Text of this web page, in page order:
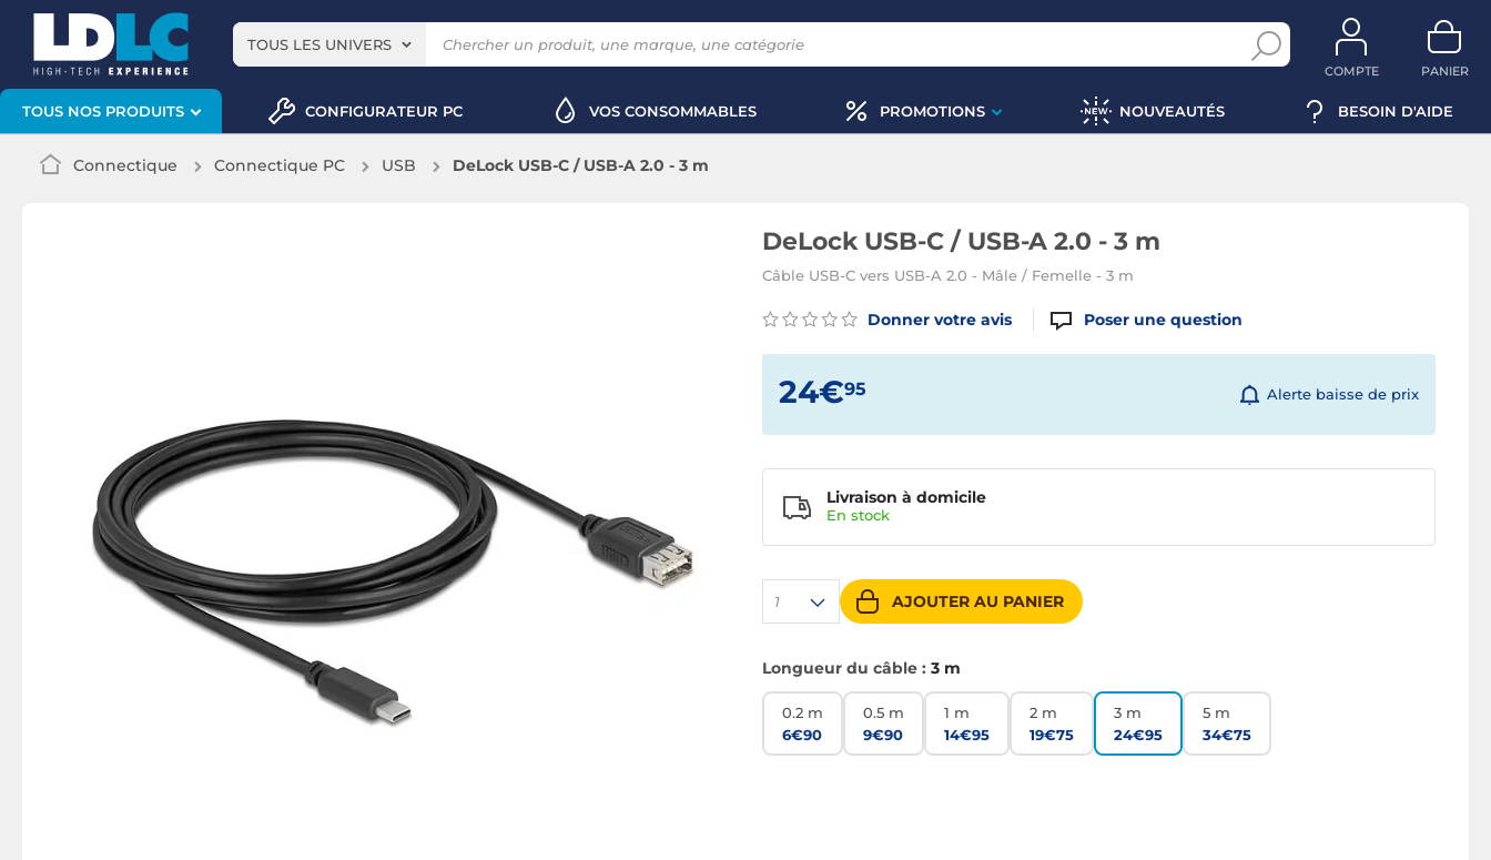
TOUS LES UNIVERS
COMPTE PANIER
TOUS NOS PRODUITS CONFIGURATEUR PC VOS CONSOMMABLES PROMOTIONS NOUVEAUTÉS BESOIN D'AIDE
Connectique Connectique PC USB DeLock USB-C / USB-A 2.0 - 3 m
DeLock USB-C / USB-A 2.0 - 3 m
Câble USB-C vers USB-A 2.0 - Mâle / Femelle - 3 m
Donner votre avis Poser une question
24€95 Alerte baisse de prix
1 AJOUTER AU PANIER
Livraison à domicile
En stock
Longueur du câble : 3 m
0.2 m
6€90
0.5 m
9€90
1 m
14€95
2 m
19€75
3 m
24€95
5 m
34€75